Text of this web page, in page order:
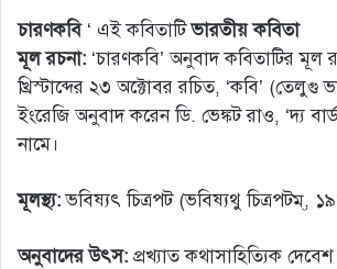
চারণকবি‘ এই কবিতাটিভারতীয় কবিতা
মূল রচনা: ‘চারণকবি’ অনুবাদ কবিতাটির
খ্রিস্টাব্দের ২৩ অক্টোবর রচিত, ‘কবি’ (তেলুগু
ইংরেজি অনুবাদ করেন ডি. ভেঙ্কট রাও, ‘দ্য
নামে।
মূলস্থ্য:ভবিষ্যৎ চিত্রপট (ভবিষ্যথু চিত্রপটম্,
অনুবাদের উৎস: প্রখ্যাত কথাসাহিত্যিক